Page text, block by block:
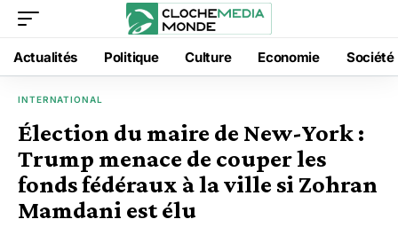
Actualités Politique Culture Economie Société
INTERNATIONAL
Élection du maire de New-York :
Trump menace de couper les
fonds fédéraux à la ville si Zohran
Mamdani est élu